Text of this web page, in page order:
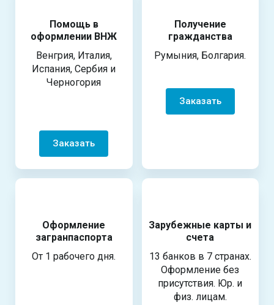
Помощь в
оформлении ВНЖ
Венгрия, Италия,
Испания, Сербия и
Черногория
Заказать
Получение
гражданства
Румыния, Болгария.
Заказать
Оформление
загранпаспорта
От 1 рабочего дня.
Зарубежные карты и
счета
13 банков в 7 странах.
Оформление без
присутствия. Юр. и
физ. лицам.